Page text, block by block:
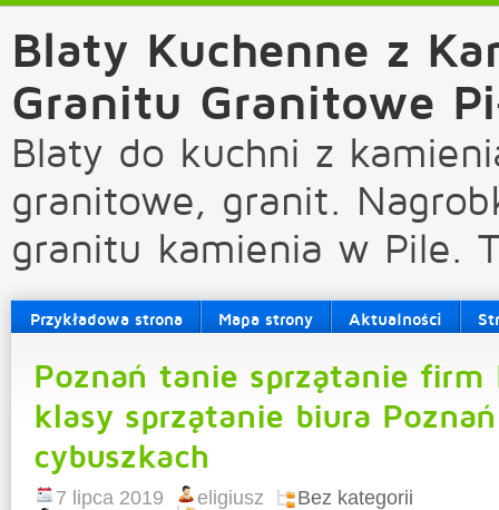
Blaty Kuchenne z
Granitu Granitowe
Blaty do kuchni z
granitowe, granit.
granitu kamienia w Pile.
Przykładowa strona Mapa strony Aktualności
Poznań tanie sprzątanie firm
klasy sprzątanie biura
cybuszkach
7 lipca 2019 eligiusz Bez kategorii